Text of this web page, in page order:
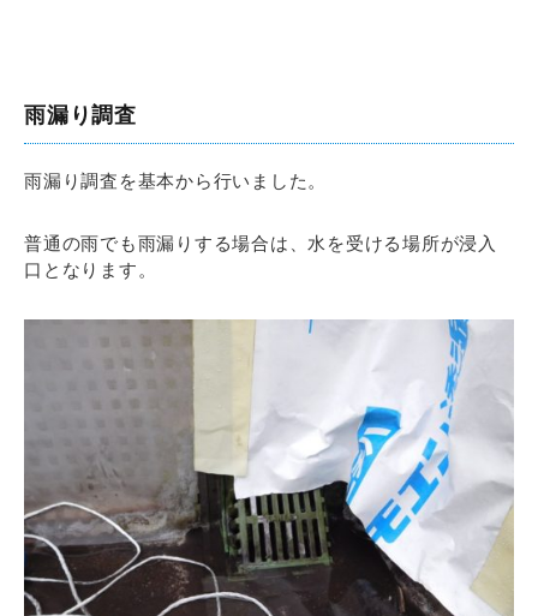
雨漏り調査
雨漏り調査を基本から行いました。
普通の雨でも雨漏りする場合は、水を受ける場所が浸入
口となります。